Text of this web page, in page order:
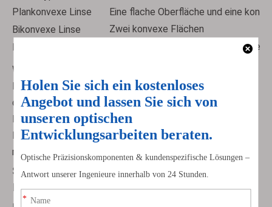
Plankonvexe Linse
Eine flache Oberfläche und eine
Bikonvexe Linse
Zwei konvexe Flächen
Positive Meniskuslinse
Eine konvexe und eine konkave
Wählen Sie für eine Produktionsanforderung einen
Linsentyp nicht allein nach der Form aus. Bestätigen Sie
die erforderliche Brennweite, den Arbeitsabstand, das
Material, die freie Apertur, die Wellenlänge, die
Beschichtung, die Oberflächenqualität und die
mechanische Schnittstelle.
So wählen Sie den richtigen Typ einer konvexen
Linse aus